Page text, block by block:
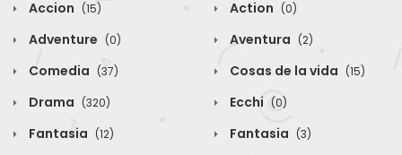
Accion (15) Action (0)
Adventure (0) Aventura (2)
Comedia (37) Cosas de la vida (15)
Drama (320) Ecchi (0)
Fantasia (12) Fantasia (3)